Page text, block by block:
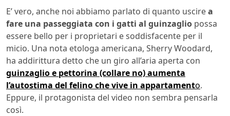
E’ vero, anche noi abbiamo parlato di quanto uscirea
fare una passeggiata con i gatti al guinzaglio possa
essere bello per i proprietari e soddisfacente per il
micio. Una nota etologa americana, Sherry Woodard,
ha addirittura detto che un giro all’aria aperta con
guinzaglio e pettorina (collare no) aumenta
l’autostima del felino che vive in appartamento.
Eppure, il protagonista del video non sembra pensarla
così.